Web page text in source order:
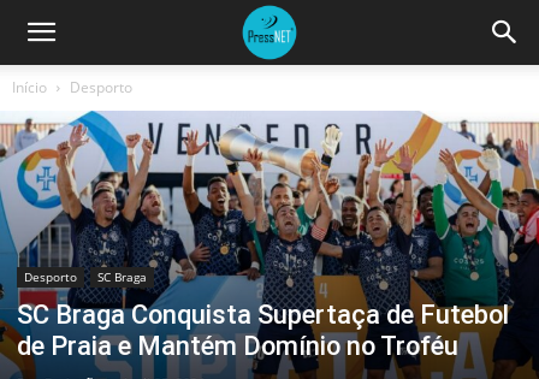
Início Desporto
Desporto SC Braga
SC Braga Conquista Supertaça de Futebol
de Praia e Mantém Domínio no Troféu